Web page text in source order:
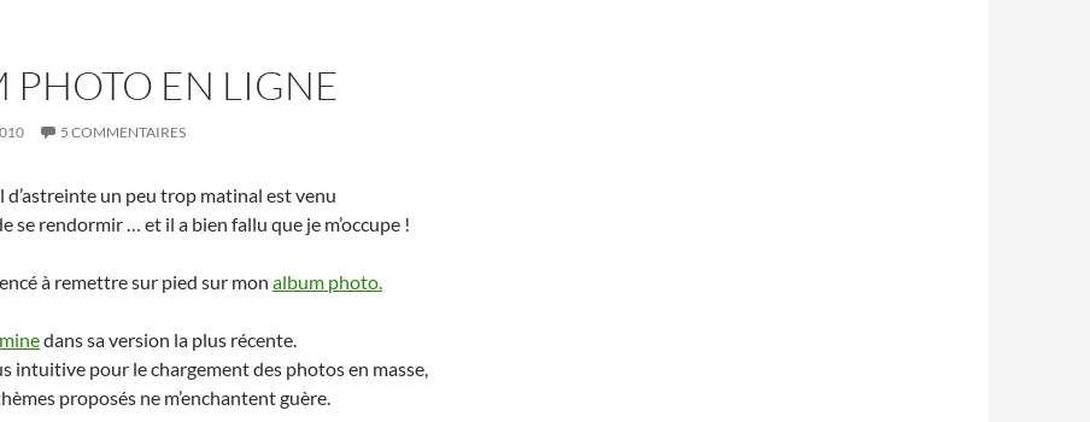
PHOTO EN LIGNE
5 COMMENTAIRES
d’astreinte un peu trop matinal est venu
se rendormir … et il a bien fallu que je m’occupe !
à remettre sur pied sur mon album photo.
dans sa version la plus récente.
intuitive pour le chargement des photos en masse,
proposés ne m’enchantent guère.